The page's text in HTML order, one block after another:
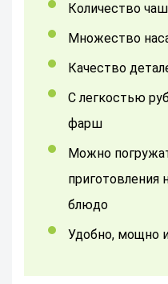
количество
Множество
Качество
С легкостью рубит куриные грудки в
фарш
можно погружать во время
приготовления
блюдо
Удобно, мощно